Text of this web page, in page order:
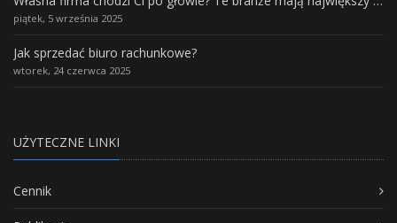
piątek, 5 września 2025
Jak sprzedać biuro rachunkowe?
wtorek, 24 czerwca 2025
UŻYTECZNE LINKI
Cennik